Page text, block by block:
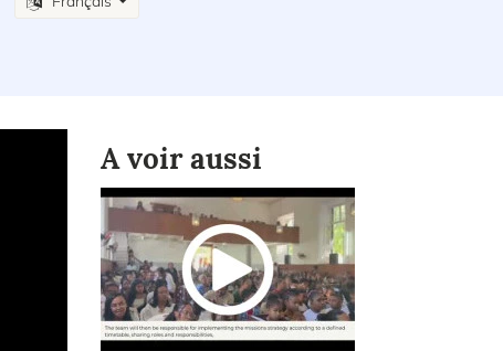
A voir aussi